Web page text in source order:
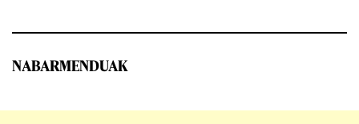
NABARMENDUAK